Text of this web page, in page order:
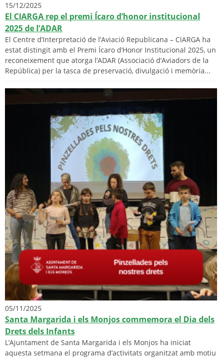
15/12/2025
El CIARGA rep el premi Ícaro d’honor institucional
2025 de l’ADAR
El Centre d’Interpretació de l’Aviació Republicana – CIARGA ha
estat distingit amb el Premi Ícaro d’Honor Institucional 2025, un
reconeixement que atorga l’ADAR (Associació d’Aviadors de la
República) per la tasca de preservació, divulgació i memòria...
05/11/2025
Santa Margarida i els Monjos commemora el Dia dels
Drets dels Infants
L’Ajuntament de Santa Margarida i els Monjos ha iniciat
aquesta setmana el programa d’activitats organitzat amb motiu